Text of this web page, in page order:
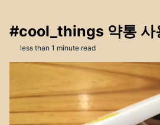
#cool_things 약통 사
less than 1 minute read